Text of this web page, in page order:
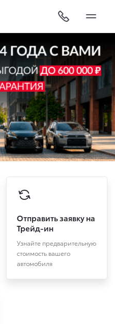
Отправить заявку на
Трейд-ин
Узнайте предварительную
стоимость вашего
автомобиля